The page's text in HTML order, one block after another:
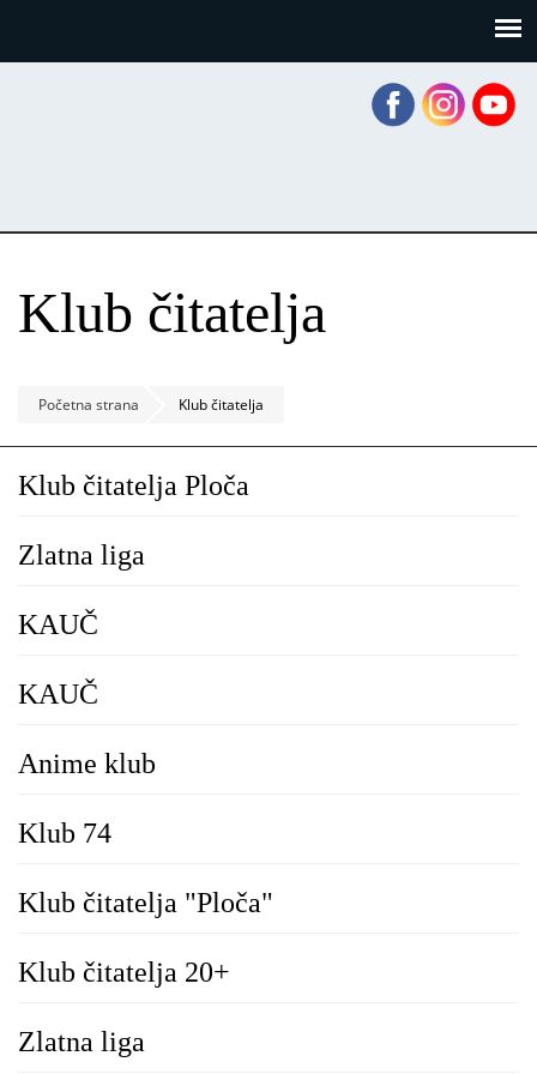
Klub čitatelja
Početna strana Klub čitatelja
Klub čitatelja Ploča
Zlatna liga
KAUČ
KAUČ
Anime klub
Klub 74
Klub čitatelja "Ploča"
Klub čitatelja 20+
Zlatna liga